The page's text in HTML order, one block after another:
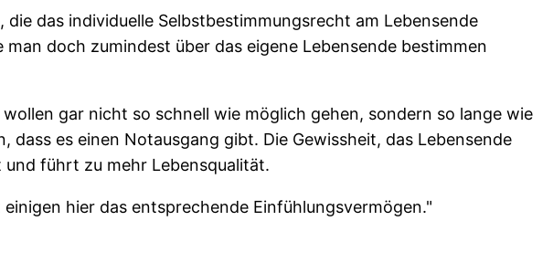
das individuelle Selbstbestimmungsrecht am Lebensende
doch zumindest über das eigene Lebensende bestimmen
gar nicht so schnell wie möglich gehen, sondern so lange wie
es einen Notausgang gibt. Die Gewissheit, das Lebensende
führt zu mehr Lebensqualität.
hier das entsprechende Einfühlungsvermögen."